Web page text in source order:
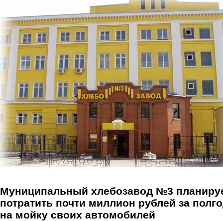
Перейти к основному содержанию
Муниципальный хлебозавод №3
потратить почти миллион рублей за
на мойку своих автомобилей